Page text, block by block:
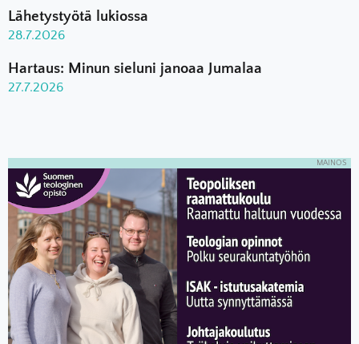
Lähetystyötä lukiossa
28.7.2026
Hartaus: Minun sieluni janoaa Jumalaa
27.7.2026
MAINOS